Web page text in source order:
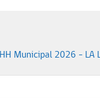
Municipal 2026 - LA